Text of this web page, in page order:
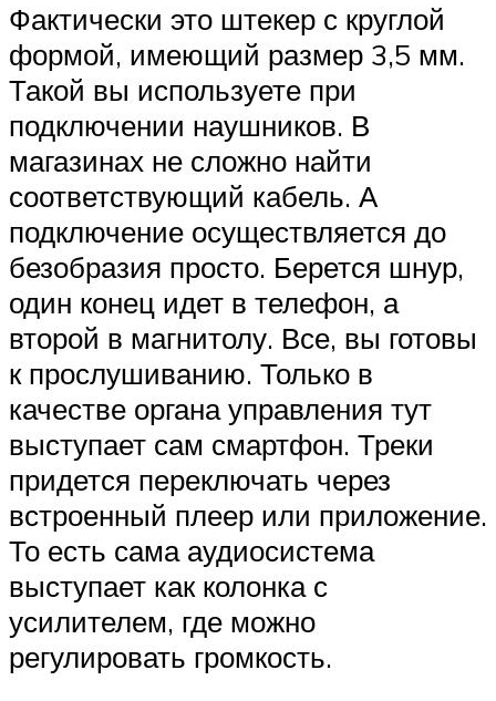
Фактически это штекер с круглой
формой, имеющий размер 3,5 мм.
Такой вы используете при
подключении наушников. В
магазинах не сложно найти
соответствующий кабель. А
подключение осуществляется до
безобразия просто. Берется шнур,
один конец идет в телефон, а
второй в магнитолу. Все, вы готовы
к прослушиванию. Только в
качестве органа управления тут
выступает сам смартфон. Треки
придется переключать через
встроенный плеер или приложение.
То есть сама аудиосистема
выступает как колонка с
усилителем, где можно
регулировать громкость.